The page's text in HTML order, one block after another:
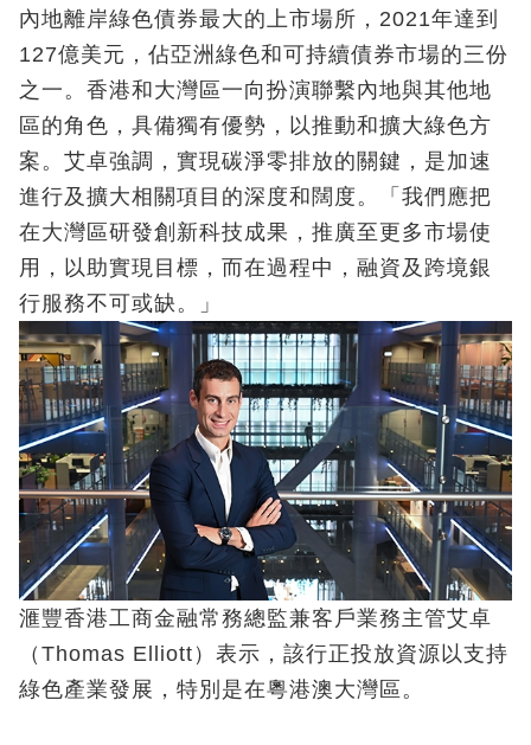
內地離岸綠色債券最大的上市場所，2021年達到
127億美元，佔亞洲綠色和可持續債券市場的三份
之一。香港和大灣區一向扮演聯繫內地與其他地
區的角色，具備獨有優勢，以推動和擴大綠色方
案。艾卓強調，實現碳淨零排放的關鍵，是加速
進行及擴大相關項目的深度和闊度。「我們應把
在大灣區研發創新科技成果，推廣至更多市場使
用，以助實現目標，而在過程中，融資及跨境銀
行服務不可或缺。」
滙豐香港工商金融常務總監兼客戶業務主管艾卓
（Thomas Elliott）表示，該行正投放資源以支持
綠色產業發展，特別是在粵港澳大灣區。